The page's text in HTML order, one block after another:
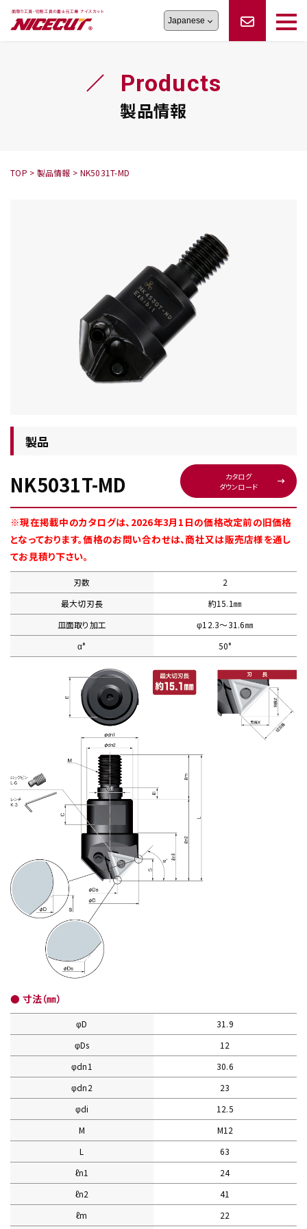
旋盤工具シリーズ
シリーズ
工具・部品一覧
生産終了品
オーダー品依頼
フェイス・ショルダーシリーズかんたんオーダー
トラブルシューティング
ロックピンの逆ジメに注意
Products
製品情報
TOP > 製品情報 > NK5031T-MD
製品
NK5031T-MD
カタログ
ダウンロード
※現在掲載中のカタログは、2026年3月1日の価格改定前の旧価格
となっております。価格のお問い合わせは、商社又は販売店様を通し
てお見積り下さい。
刃数
2
最大切刃長
約15.1㎜
皿面取り加工
φ12.3〜31.6㎜
α°
50°
● 寸法（㎜）
φD
31.9
φDs
12
φdn1
30.6
φdn2
23
φdi
12.5
M
M12
L
63
ℓn1
24
ℓn2
41
ℓm
22